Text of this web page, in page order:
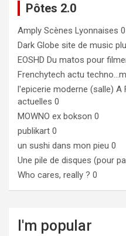
Pôtes 2.0
Amply Scènes Lyonnaises 0
Dark Globe site de music
EOSHD Du matos pour
Frenchytech actu
l'epicerie moderne (salle) A
actuelles 0
MOWNO ex bokson 0
publikart 0
un sushi dans mon pieu 0
Une pile de disques (pour
Who cares, really ? 0
I'm popular